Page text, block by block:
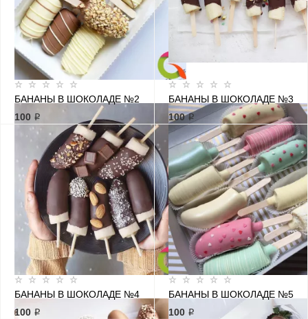
БАНАНЫ В ШОКОЛАДЕ №2
100 ₽
БАНАНЫ В ШОКОЛАДЕ №3
100 ₽
БАНАНЫ В ШОКОЛАДЕ №4
100 ₽
БАНАНЫ В ШОКОЛАДЕ №5
100 ₽